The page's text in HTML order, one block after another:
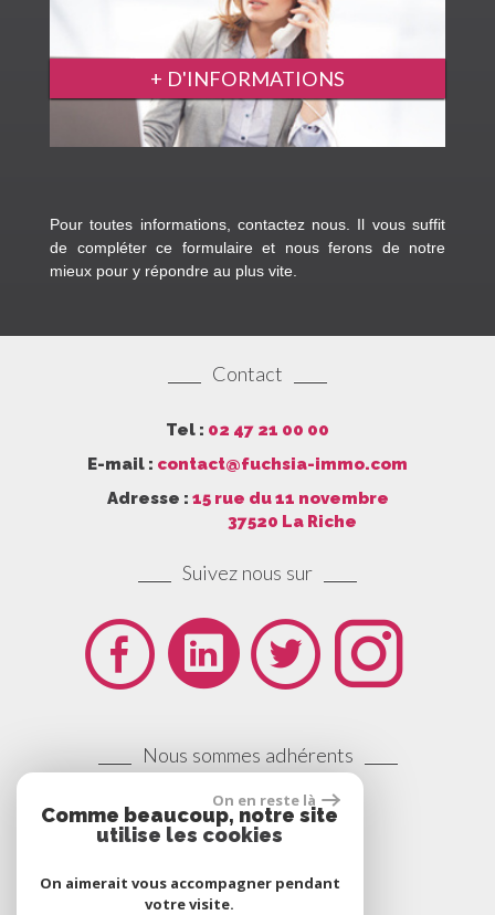
+ D'INFORMATIONS
Pour toutes informations, contactez nous. Il vous suffit
de compléter ce formulaire et nous ferons de notre
mieux pour y répondre au plus vite.
Contact
Tel : 02 47 21 00 00
E-mail : contact@fuchsia-immo.com
Adresse : 15 rue du 11 novembre
37520 La Riche
Suivez nous sur
Nous sommes adhérents
On en reste là
Comme beaucoup, notre site
utilise les cookies
On aimerait vous accompagner pendant
votre visite.